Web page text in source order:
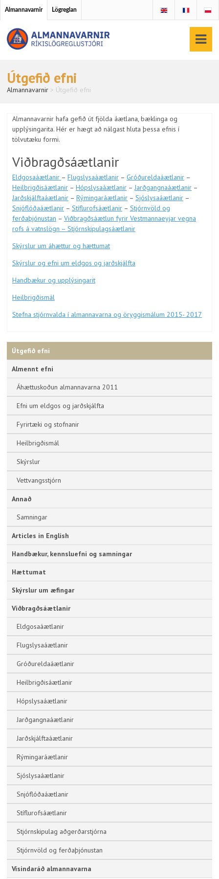
Almannavarnir Lögreglan
Útgefið efni
Almannavarnir > Útgefið efni
Almannavarnir hafa gefið út fjölda áætlana, bæklinga og
upplýsingarita. Hér er hægt að nálgast hluta þessa efnis í
tölvutæku formi.
Viðbragðsáætlanir
Eldgosaáætlanir – Flugslysaáætlanir – Gróðureldaáætlanir –
Heilbrigðisáætlanir – Hópslysaáætlanir – Jarðgangnaáætlanir –
Jarðskjálftaáætlanir – Rýmingaráætlanir – Sjóslysaáætlanir –
Snjóflóðaáætlanir – Stíflurofsáætlanir – Stjórnvöld og
ferðaþjónustan – Viðbragðsáætlun fyrir Vestmannaeyjar vegna
rofs á vatnslögn – Stjórnskipulagsáætlanir
Skýrslur um áhættur og hættumat
Skýrslur og efni um eldgos og jarðskjálfta
Handbækur og upplýsingarit
Heilbrigðismál
Stefna stjórnvalda í almannavarna og öryggismálum 2015- 2017
Útgefið efni
Almennt efni
Áhættuskoðun almannavarna 2011
Efni um eldgos og jarðskjálfta
Fyrirtæki og stofnanir
Heilbrigðismál
Skýrslur
Vettvangsstjórn
Annað
Samningar
Articles in English
Handbækur, kennsluefni og samningar
Hættumat
Skýrslur um æfingar
Viðbragðsáætlanir
Eldgosaáætlanir
Flugslysaáætlanir
Gróðureldaáætlanir
Heilbrigðisáætlanir
Hópslysaáætlanir
Jarðgangnaáætlanir
Jarðskjálftaáætlanir
Rýmingaráætlanir
Sjóslysaáætlanir
Snjóflóðaáætlanir
Stíflurofsáætlanir
Stjórnskipulag aðgerðarstjórna
Stjórnvöld og ferðaþjónustan
Vísindaráð almannavarna